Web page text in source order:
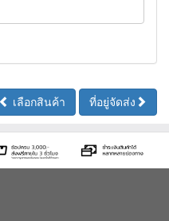
เลือกสินค้า ที่อยู่จัดส่ง